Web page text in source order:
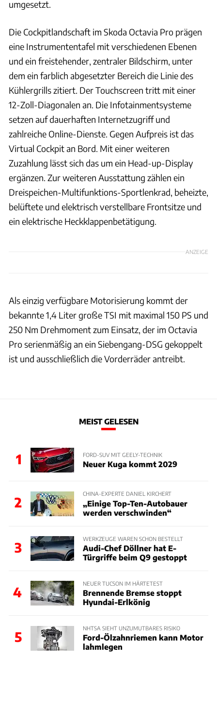
umgesetzt.
Die Cockpitlandschaft im Skoda Octavia Pro prägen
eine Instrumententafel mit verschiedenen Ebenen
und ein freistehender, zentraler Bildschirm, unter
dem ein farblich abgesetzter Bereich die Linie des
Kühlergrills zitiert. Der Touchscreen tritt mit einer
12-Zoll-Diagonalen an. Die Infotainmentsysteme
setzen auf dauerhaften Internetzugriff und
zahlreiche Online-Dienste. Gegen Aufpreis ist das
Virtual Cockpit an Bord. Mit einer weiteren
Zuzahlung lässt sich das um ein Head-up-Display
ergänzen. Zur weiteren Ausstattung zählen ein
Dreispeichen-Multifunktions-Sportlenkrad, beheizte,
belüftete und elektrisch verstellbare Frontsitze und
ein elektrische Heckklappenbetätigung.
ANZEIGE
Als einzig verfügbare Motorisierung kommt der
bekannte 1,4 Liter große TSI mit maximal 150 PS und
250 Nm Drehmoment zum Einsatz, der im Octavia
Pro serienmäßig an ein Siebengang-DSG gekoppelt
ist und ausschließlich die Vorderräder antreibt.
MEIST GELESEN
1 FORD-SUV MIT GEELY-TECHNIK
Neuer Kuga kommt 2029
2
CHINA-EXPERTE DANIEL KIRCHERT
„Einige Top-Ten-Autobauer
werden verschwinden“
3
WERKZEUGE WAREN SCHON BESTELLT
Audi-Chef Döllner hat E-
Türgriffe beim Q9 gestoppt
4
NEUER TUCSON IM HÄRTETEST
Brennende Bremse stoppt
Hyundai-Erlkönig
5
NHTSA SIEHT UNZUMUTBARES RISIKO
Ford-Ölzahnriemen kann Motor
lahmlegen